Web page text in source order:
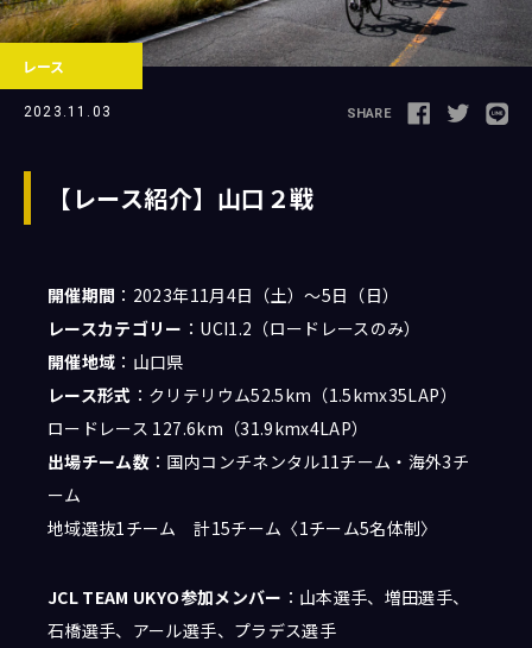
レース
2023.11.03 SHARE
【レース紹介】山口２戦
開催期間 ：2023年11月4日（土）～5日（日）
レースカテゴリー ：UCI1.2（ロードレースのみ）
開催地域 ：山口県
レース形式 ：クリテリウム52.5km（1.5kmx35LAP）
ロードレース 127.6km（31.9kmx4LAP）
出場チーム数 ：国内コンチネンタル11チーム・海外3チ
ーム
地域選抜1チーム 計15チーム〈1チーム5名体制〉
JCL TEAM UKYO参加メンバー ：山本選手、増田選手、
石橋選手、アール選手、プラデス選手